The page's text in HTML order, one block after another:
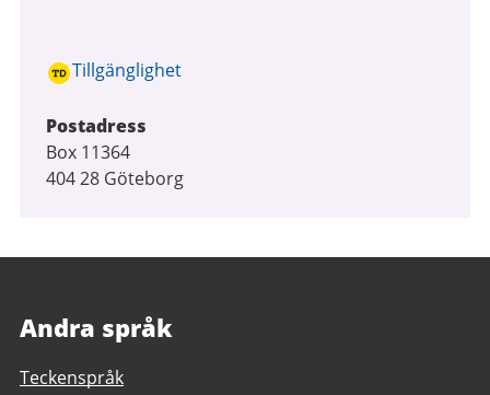
Tillgänglighet
Postadress
Box 11364
404 28 Göteborg
Andra språk
Teckenspråk